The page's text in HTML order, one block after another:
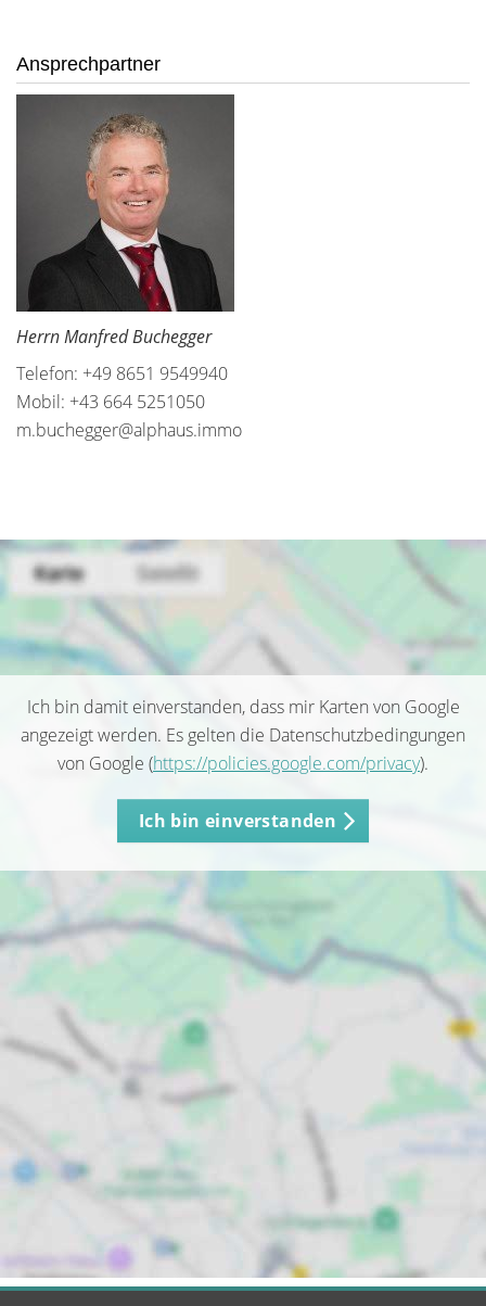
Ansprechpartner
Herrn Manfred Buchegger
Telefon: +49 8651 9549940
Mobil: +43 664 5251050
m.buchegger@alphaus.immo
Ich bin damit einverstanden, dass mir Karten von Google
angezeigt werden. Es gelten die Datenschutzbedingungen
von Google (https://policies.google.com/privacy).
Ich bin einverstanden